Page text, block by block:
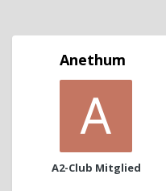
Anethum
A2-Club Mitglied